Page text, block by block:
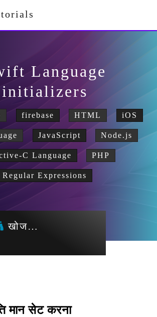
Language
initializers
firebase HTML iOS
JavaScript Node.js
C Language PHP
Regular Expressions
खोज…
मान सेट करना